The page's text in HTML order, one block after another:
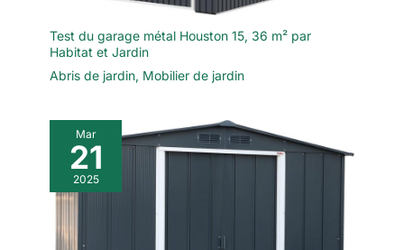
Test du garage métal Houston 15, 36 m² par
Habitat et Jardin
Abris de jardin, Mobilier de jardin
Mar
21
2025